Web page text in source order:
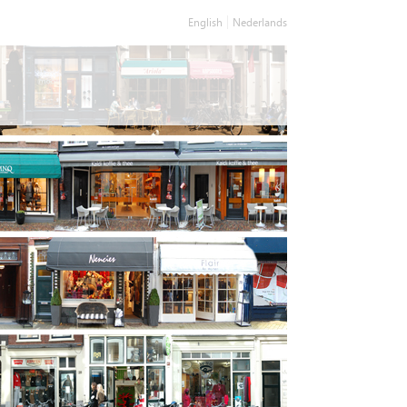
English Nederlands